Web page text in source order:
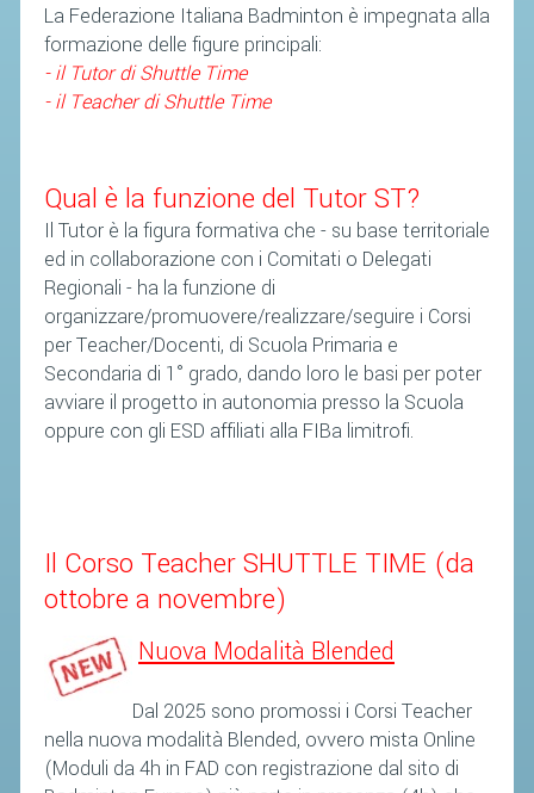
La Federazione Italiana Badminton è impegnata alla
formazione delle figure principali:
- il Tutor di Shuttle Time
- il Teacher di Shuttle Time
Qual è la funzione del Tutor ST?
Il Tutor è la figura formativa che - su base territoriale
ed in collaborazione con i Comitati o Delegati
Regionali - ha la funzione di
organizzare/promuovere/realizzare/seguire i Corsi
per Teacher/Docenti, di Scuola Primaria e
Secondaria di 1° grado, dando loro le basi per poter
avviare il progetto in autonomia presso la Scuola
oppure con gli ESD affiliati alla FIBa limitrofi.
Il Corso Teacher SHUTTLE TIME (da
ottobre a novembre)
Nuova Modalità Blended
Dal 2025 sono promossi i Corsi Teacher
nella nuova modalità Blended, ovvero mista Online
(Moduli da 4h in FAD con registrazione dal sito di
ATLETI D'INTERESSE NAZIONALE
SCHEDE ATLETI
VOLA CON NOI
COMMISSIONE ATLETI
TESSERAMENTO
AFFILIAZIONE E TESSERAMENTO
QUOTE E TASSE
CONVENZIONI
MODULI
AFFILIARE UN ESD
GARE ED EVENTI
CALENDARIO
COMUNICATI